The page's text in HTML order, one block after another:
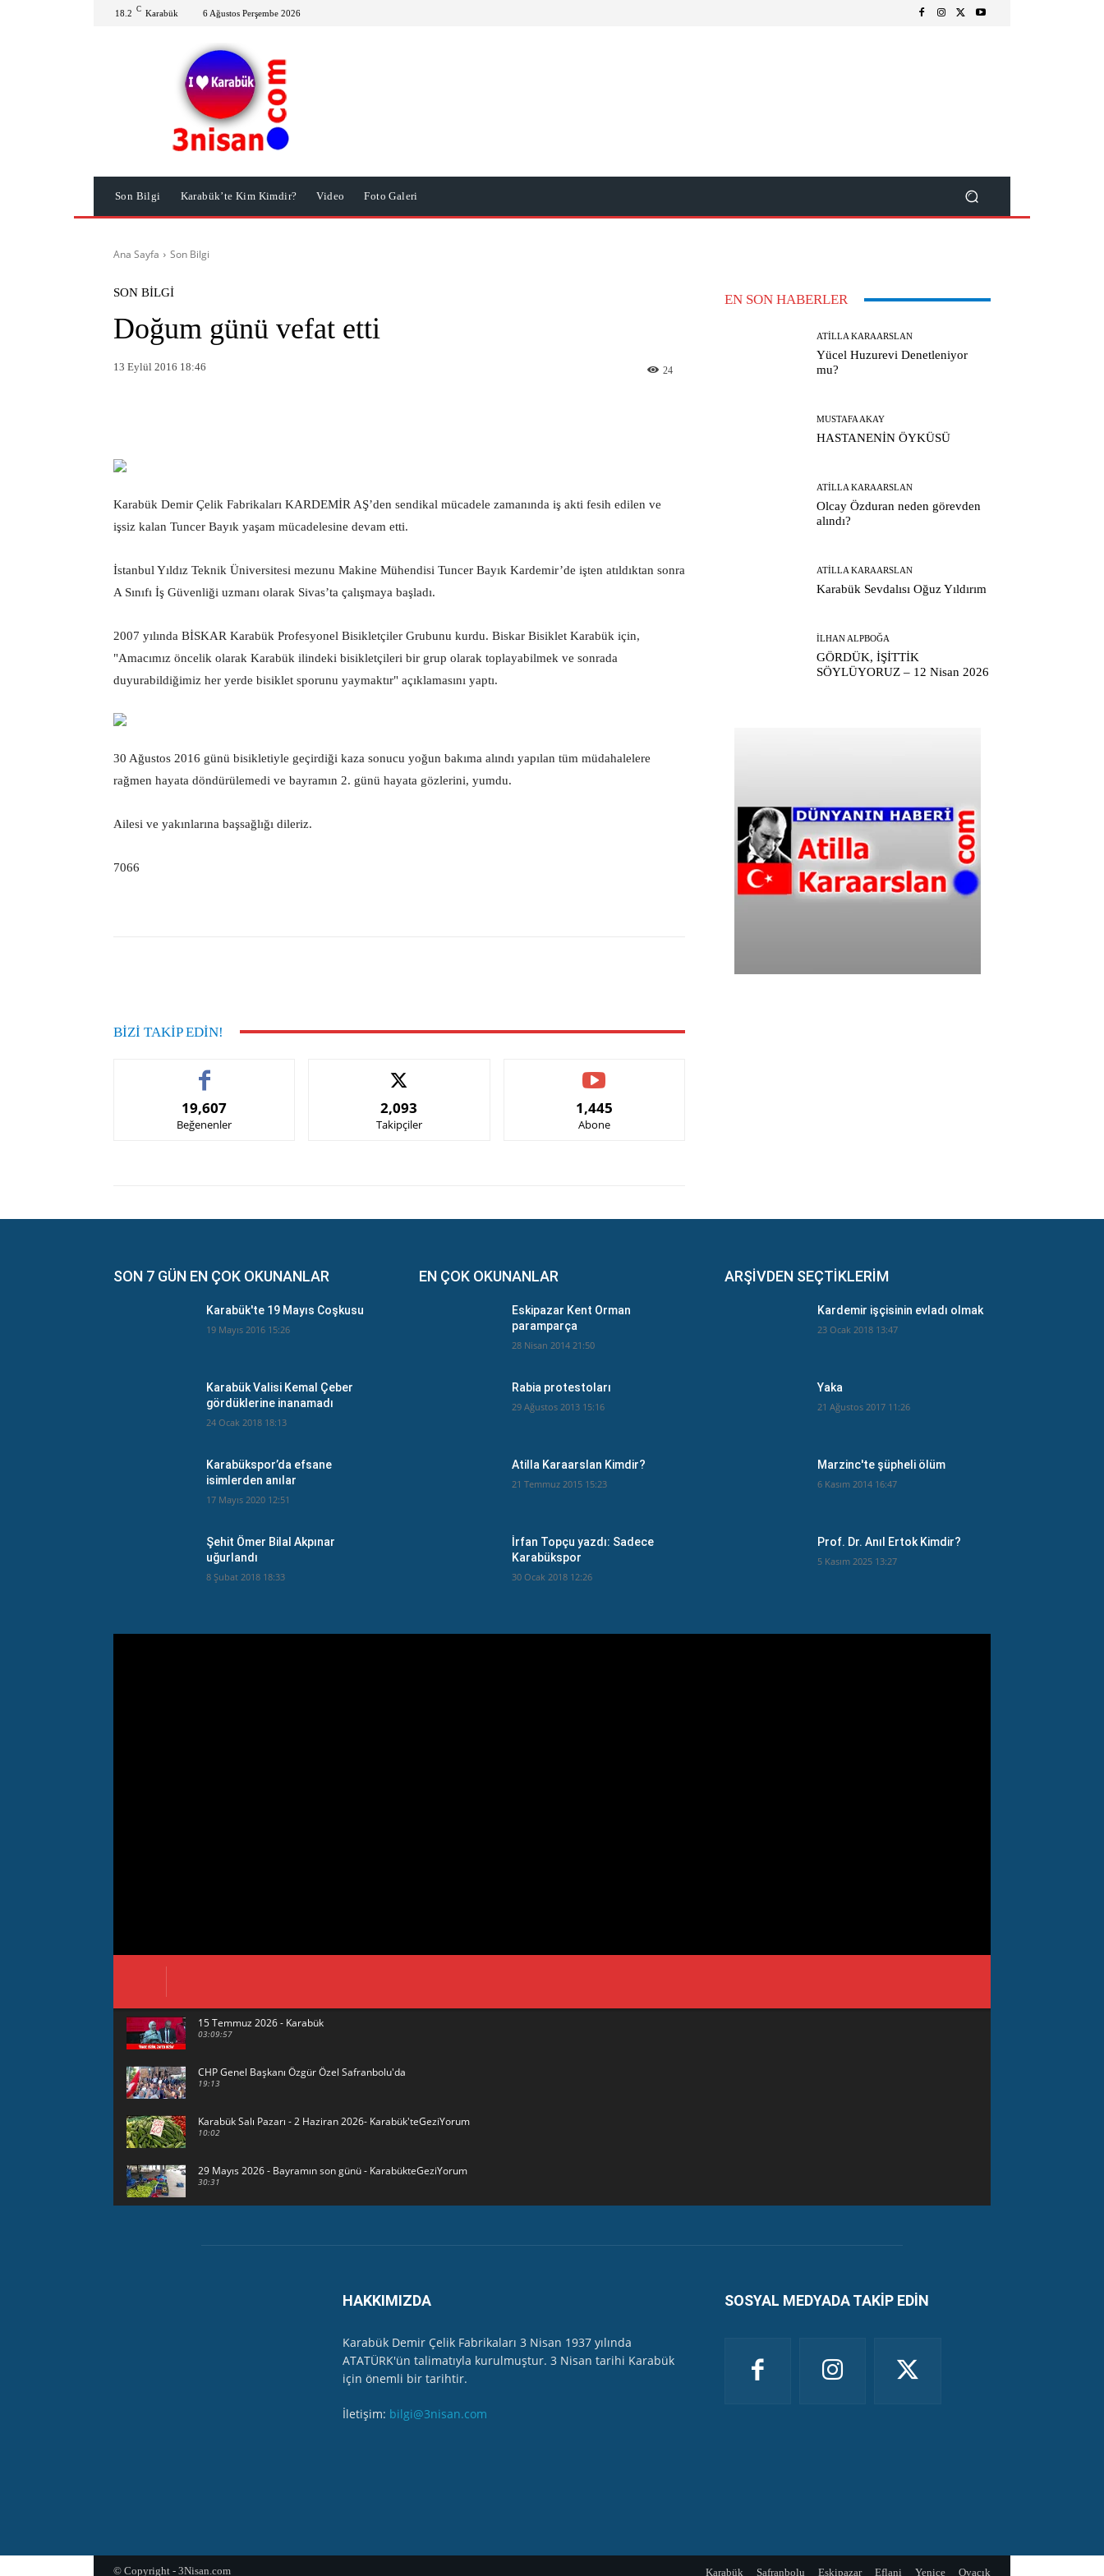
18.2 C Karabük 6 Ağustos Perşembe 2026
Son Bilgi Karabük’te Kim Kimdir? Video Foto Galeri
Ana Sayfa Son Bilgi
SON BILGI
Doğum günü vefat etti
13 Eylül 2016 18:46 24
Karabük Demir Çelik Fabrikaları KARDEMİR AŞ’den sendikal mücadele zamanında iş akti fesih edilen ve
işsiz kalan Tuncer Bayık yaşam mücadelesine devam etti.
İstanbul Yıldız Teknik Üniversitesi mezunu Makine Mühendisi Tuncer Bayık Kardemir’de işten atıldıktan sonra
A Sınıfı İş Güvenliği uzmanı olarak Sivas’ta çalışmaya başladı.
2007 yılında BİSKAR Karabük Profesyonel Bisikletçiler Grubunu kurdu. Biskar Bisiklet Karabük için,
"Amacımız öncelik olarak Karabük ilindeki bisikletçileri bir grup olarak toplayabilmek ve sonrada
duyurabildiğimiz her yerde bisiklet sporunu yaymaktır" açıklamasını yaptı.
30 Ağustos 2016 günü bisikletiyle geçirdiği kaza sonucu yoğun bakıma alındı yapılan tüm müdahalelere
rağmen hayata döndürülemedi ve bayramın 2. günü hayata gözlerini, yumdu.
Ailesi ve yakınlarına başsağlığı dileriz.
7066
BIZI TAKIP EDIN!
19,607
Beğenenler
2,093
Takipçiler
1,445
Abone
EN SON HABERLER
ATILLA KARAARSLAN
Yücel Huzurevi Denetleniyor
mu?
MUSTAFA AKAY
HASTANENİN ÖYKÜSÜ
ATILLA KARAARSLAN
Olcay Özduran neden görevden
alındı?
ATILLA KARAARSLAN
Karabük Sevdalısı Oğuz Yıldırım
İLHAN ALPBOĞA
GÖRDÜK, İŞİTTİK
SÖYLÜYORUZ – 12 Nisan 2026
SON 7 GÜN EN ÇOK OKUNANLAR
Karabük'te 19 Mayıs Coşkusu
19 Mayıs 2016 15:26
Karabük Valisi Kemal Çeber
gördüklerine inanamadı
24 Ocak 2018 18:13
Karabükspor’da efsane
isimlerden anılar
17 Mayıs 2020 12:51
Şehit Ömer Bilal Akpınar
uğurlandı
8 Şubat 2018 18:33
EN ÇOK OKUNANLAR
Eskipazar Kent Orman
paramparça
28 Nisan 2014 21:50
Rabia protestoları
29 Ağustos 2013 15:16
Atilla Karaarslan Kimdir?
21 Temmuz 2015 15:23
İrfan Topçu yazdı: Sadece
Karabükspor
30 Ocak 2018 12:26
ARŞİVDEN SEÇTİKLERİM
Kardemir işçisinin evladı olmak
23 Ocak 2018 13:47
Yaka
21 Ağustos 2017 11:26
Marzinc'te şüpheli ölüm
6 Kasım 2014 16:47
Prof. Dr. Anıl Ertok Kimdir?
5 Kasım 2025 13:27
15 Temmuz 2026 - Karabük
03:09:57
CHP Genel Başkanı Özgür Özel Safranbolu'da
19:13
Karabük Salı Pazarı - 2 Haziran 2026- Karabük'teGeziYorum
10:02
29 Mayıs 2026 - Bayramın son günü - KarabükteGeziYorum
30:31
Gazeteci İlhan Alpboğa Karabük'te hangi Kurumun İl Müdürünü çok sert dille eleştirdi...
Safranbolu Cumhuriyet Kadınları Ritim Topluluğu - Özel Program-
HAKKIMIZDA
Karabük Demir Çelik Fabrikaları 3 Nisan 1937 yılında
ATATÜRK'ün talimatıyla kurulmuştur. 3 Nisan tarihi Karabük
için önemli bir tarihtir.
İletişim: bilgi@3nisan.com
SOSYAL MEDYADA TAKİP EDİN
© Copyright - 3Nisan.com Karabük Safranbolu Eskipazar Eflani Yenice Ovacık